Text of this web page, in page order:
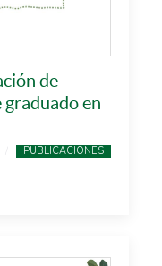
de
en
PUBLICACIONES